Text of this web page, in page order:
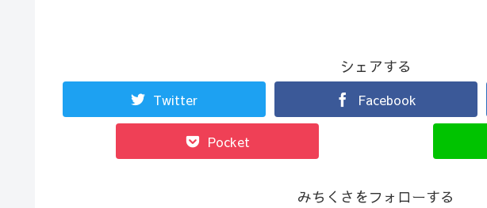
シェアする
Twitter Facebook
Pocket
みちくさをフォローする